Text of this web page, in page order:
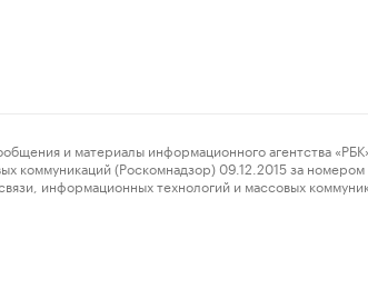
и материалы информационного агентства «РБК»
коммуникаций (Роскомнадзор) 09.12.2015 за
информационных технологий и массовых